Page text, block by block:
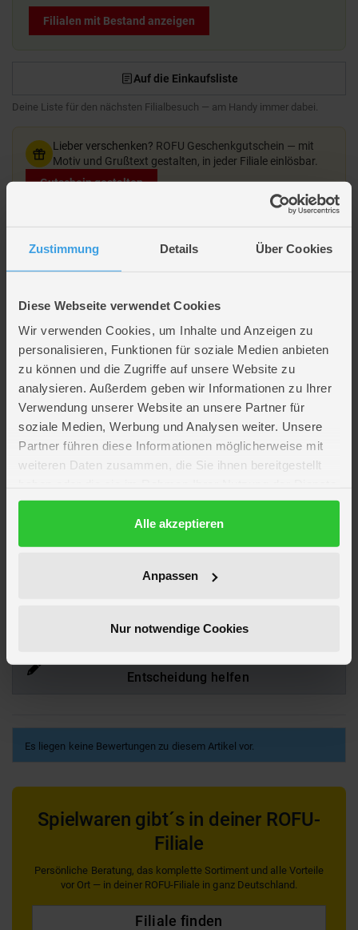
Zustimmung Details Über Cookies
Diese Webseite verwendet Cookies
Wir verwenden Cookies, um Inhalte und Anzeigen zu
personalisieren, Funktionen für soziale Medien anbieten
zu können und die Zugriffe auf unsere Website zu
analysieren. Außerdem geben wir Informationen zu Ihrer
Verwendung unserer Website an unsere Partner für
soziale Medien, Werbung und Analysen weiter. Unsere
Partner führen diese Informationen möglicherweise mit
weiteren Daten zusammen, die Sie ihnen bereitgestellt
gesammelt haben.
DatenschutzerklärungAlle akzeptieren
Anpassen
Nur notwendige Cookies
Filialen mit Bestand anzeigen
Auf die Einkaufsliste
Deine Liste für den nächsten Filialbesuch — am Handy immer dabei.
Lieber verschenken? ROFU Geschenkgutschein — mit
Motiv und Grußtext gestalten, in jeder Filiale einlösbar.
Gutschein gestalten
Beschreibung
Artikelmerkmale
Farbe
weiß
Material
Holz
Verpackungsmaße
Länge ca. 57,3 cm
Breite ca. 45,8 cm
Höhe ca. 12,5 cm
4016096504816
Wohnen & Deko
Entscheidung helfen
Es liegen keine Bewertungen zu diesem Artikel vor.
Spielwaren gibt´s in deiner ROFU-
Filiale
Persönliche Beratung, das komplette Sortiment und alle Vorteile
vor Ort — in deiner ROFU-Filiale in ganz Deutschland.
Filiale finden